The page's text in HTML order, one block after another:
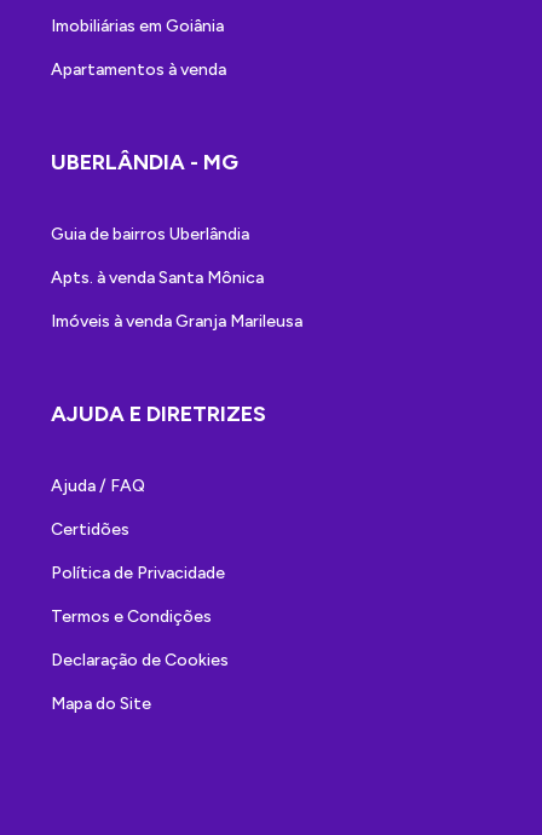
Imobiliárias em Goiânia
Apartamentos à venda
UBERLÂNDIA - MG
Guia de bairros Uberlândia
Apts. à venda Santa Mônica
Imóveis à venda Granja Marileusa
AJUDA E DIRETRIZES
Ajuda / FAQ
Certidões
Política de Privacidade
Termos e Condições
Declaração de Cookies
Mapa do Site